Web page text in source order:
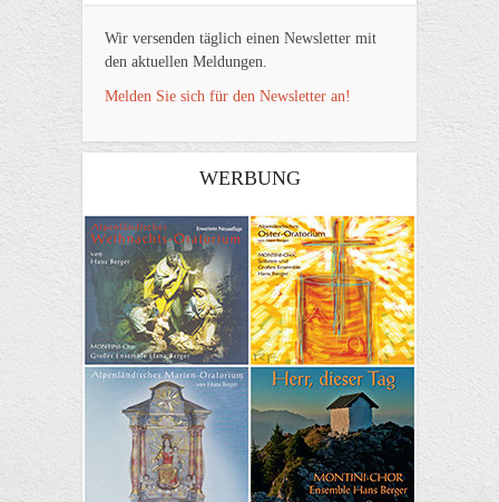
Wir versenden täglich einen Newsletter mit
den aktuellen Meldungen.
Melden Sie sich für den Newsletter an!
WERBUNG